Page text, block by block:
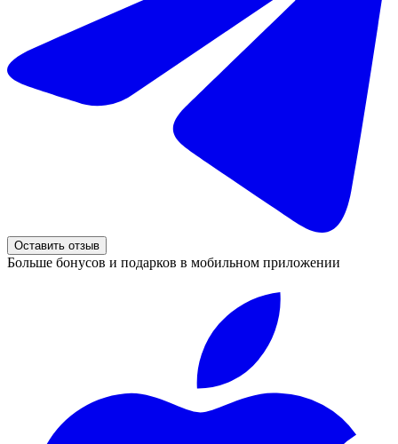
Оставить отзыв
Больше бонусов и подарков в мобильном приложении